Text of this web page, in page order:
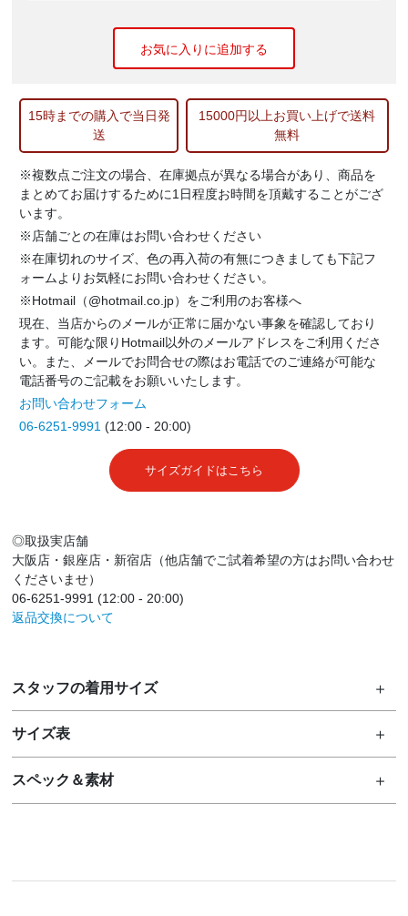
お気に入りに追加する
15時までの購入で当日発
送
15000円以上お買い上げで送料
無料
※複数点ご注文の場合、在庫拠点が異なる場合があり、商品を
まとめてお届けするために1日程度お時間を頂戴することがござ
います。
※店舗ごとの在庫はお問い合わせください
※在庫切れのサイズ、色の再入荷の有無につきましても下記フ
ォームよりお気軽にお問い合わせください。
※Hotmail（@hotmail.co.jp）をご利用のお客様へ
現在、当店からのメールが正常に届かない事象を確認しており
ます。可能な限りHotmail以外のメールアドレスをご利用くださ
い。また、メールでお問合せの際はお電話でのご連絡が可能な
電話番号のご記載をお願いいたします。
お問い合わせフォーム
06-6251-9991 (12:00 - 20:00)
サイズガイドはこちら
◎取扱実店舗
大阪店・銀座店・新宿店（他店舗でご試着希望の方はお問い合わせ
くださいませ）
06-6251-9991 (12:00 - 20:00)
返品交換について
スタッフの着用サイズ
サイズ表
スペック＆素材